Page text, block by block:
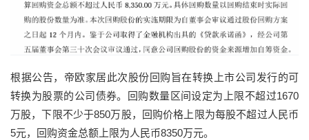
根据公告，帝欧家居此次股份回购旨在转换上市公司发行的可
转换为股票的公司债券。回购数量区间设定为上限不超过1670
万股，下限不少于850万股，回购价格上限为每股不超过人民币
5元，回购资金总额上限为人民币8350万元。